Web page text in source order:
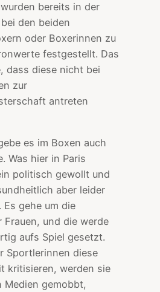
bereits in der
den beiden
oder Boxerinnen zu
festgestellt. Das
dass diese nicht bei
zur
antreten
es im Boxen auch
Was hier in Paris
politisch gewollt und
aber leider
gehe um die
Frauen, und die werde
aufs Spiel gesetzt.
Sportlerinnen diese
kritisieren, werden sie
Medien gemobbt,